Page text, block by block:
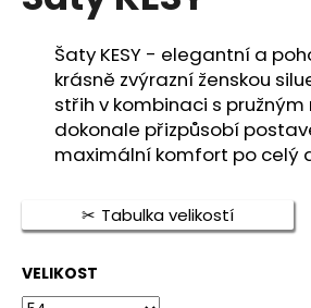
hvězdiček.
Šaty KESY - elegantní a
krásně zvýrazní ženskou
střih v kombinaci s
dokonale přizpůsobí
maximální komfort po celý
Tabulka velikostí
VELIKOST